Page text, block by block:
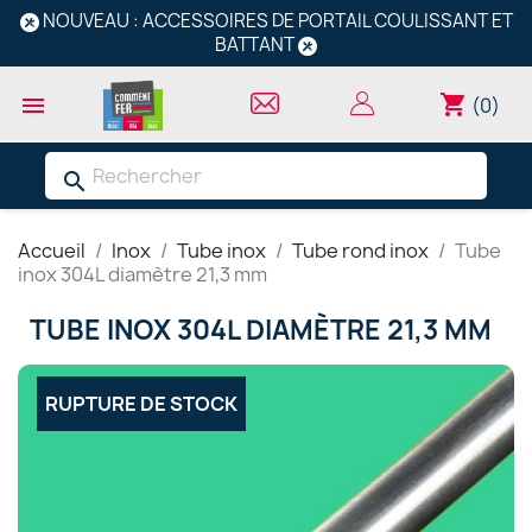
NOUVEAU : ACCESSOIRES DE PORTAIL COULISSANT ET
BATTANT
 shopping_cart (0)
search
Accueil Inox Tube inox Tube rond inox
Tube
inox 304L diamètre 21,3 mm
TUBE INOX 304L DIAMÈTRE 21,3 MM
RUPTURE DE STOCK